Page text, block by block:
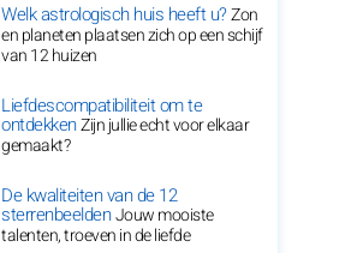
Welk astrologisch huis heeft u?Zon
en planeten plaatsen zich op een schijf
van 12 huizen
Liefdescompatibiliteit om te
ontdekkenZijn jullie echt voor elkaar
gemaakt?
De kwaliteiten van de 12
sterrenbeeldenJouw mooiste
talenten, troeven in de liefde